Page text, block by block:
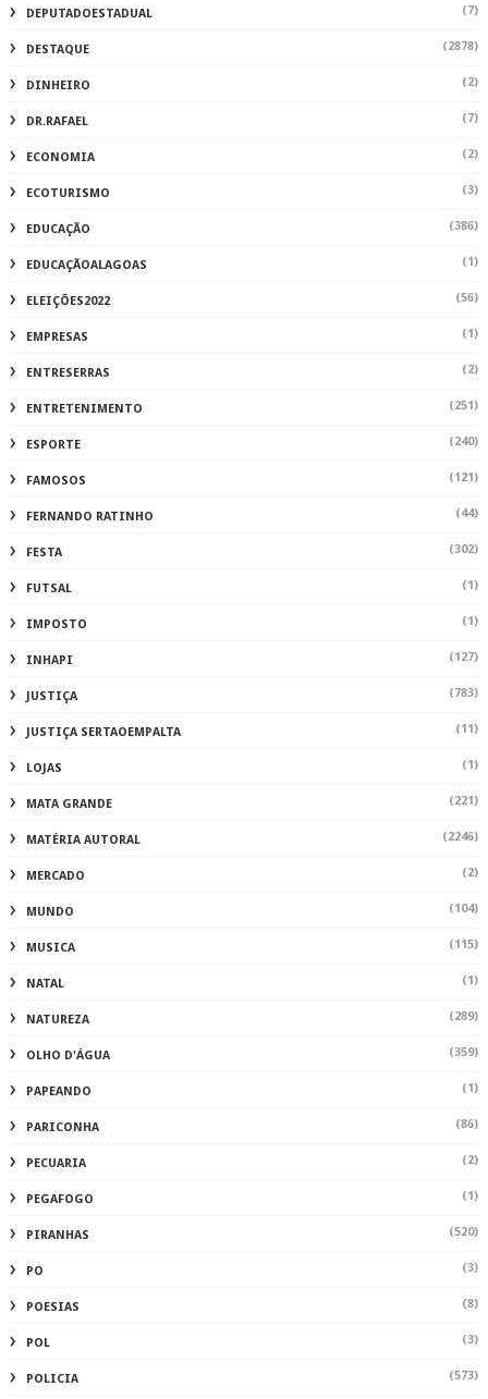
DEPUTADOESTADUAL (7)
DESTAQUE (2878)
DINHEIRO (2)
DR.RAFAEL (7)
ECONOMIA (2)
ECOTURISMO (3)
EDUCAÇÃO (386)
EDUCAÇÃOALAGOAS (1)
ELEIÇÕES2022 (56)
EMPRESAS (1)
ENTRESERRAS (2)
ENTRETENIMENTO (251)
ESPORTE (240)
FAMOSOS (121)
FERNANDO RATINHO (44)
FESTA (302)
FUTSAL (1)
IMPOSTO (1)
INHAPI (127)
JUSTIÇA (783)
JUSTIÇA SERTAOEMPALTA (11)
LOJAS (1)
MATA GRANDE (221)
MATÉRIA AUTORAL (2246)
MERCADO (2)
MUNDO (104)
MUSICA (115)
NATAL (1)
NATUREZA (289)
OLHO D'ÁGUA (359)
PAPEANDO (1)
PARICONHA (86)
PECUARIA (2)
PEGAFOGO (1)
PIRANHAS (520)
PO (3)
POESIAS (8)
POL (3)
POLICIA (573)